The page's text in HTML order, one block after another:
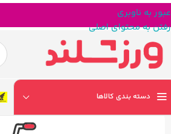
عبور به ناوبری
رفتن به محتوای اصلی
دسته بندی کالاها